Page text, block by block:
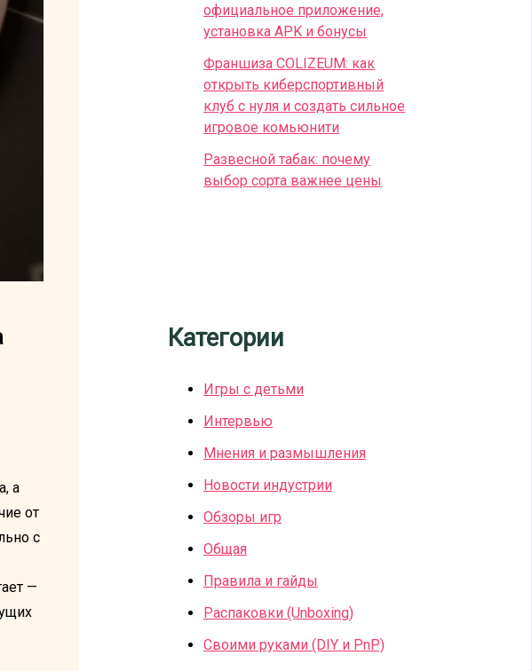
а
от
с
—
официальное приложение,
установка APK и бонусы
Франшиза COLIZEUM: как
открыть киберспортивный
клуб с нуля и создать сильное
игровое комьюнити
Развесной табак: почему
выбор сорта важнее цены
Категории
Игры с детьми
Интервью
Мнения и размышления
Новости индустрии
Обзоры игр
Общая
Правила и гайды
Распаковки (Unboxing)
Своими руками (DIY и PnP)